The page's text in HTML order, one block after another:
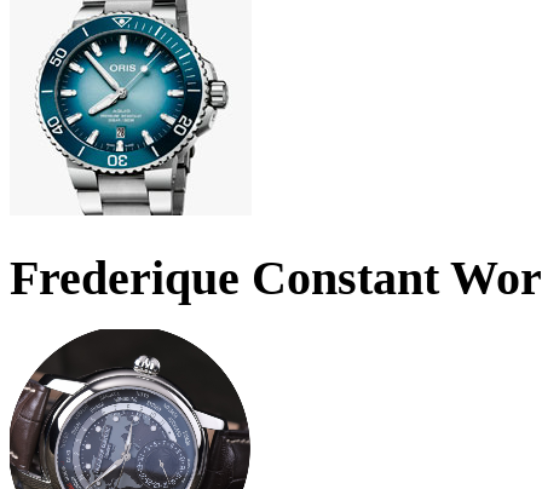
Frederique Constant